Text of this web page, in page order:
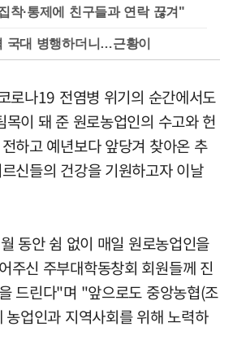
착·통제에 친구들과 연락 끊겨"
국대 병행하더니…근황이
로나19 전염병 위기의 순간에서도
이 돼 준 원로농업인의 수고와 헌
하고 예년보다 앞당겨 찾아온 추
신들의 건강을 기원하고자 이날
동안 쉼 없이 매일 원로농업인을
주신 주부대학동창회 회원들께 진
드린다"며 "앞으로도 중앙농협(조
농업인과 지역사회를 위해 노력하